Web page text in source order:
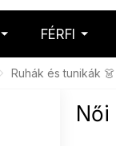
FÉRFI
Ruhák és tunikák 👗